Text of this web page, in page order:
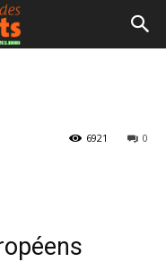
0
6921